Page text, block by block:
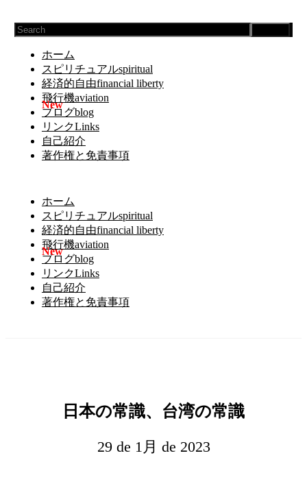
ホーム
スピリチュアルspiritual
経済的自由financial liberty
飛行機aviation
ブログblog
リンクLinks
自己紹介
著作権と免責事項
ホーム
スピリチュアルspiritual
経済的自由financial liberty
飛行機aviation
ブログblog
リンクLinks
自己紹介
著作権と免責事項
日本の常識、台湾の常識
29 de 1月 de 2023